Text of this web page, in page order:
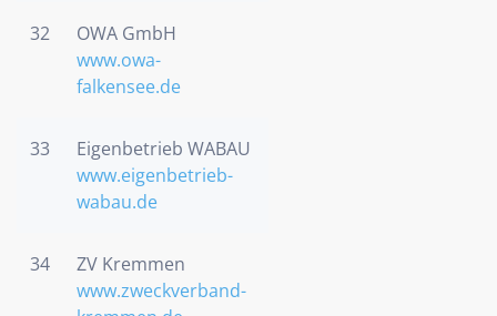
32
OWA GmbH
www.owa-
falkensee.de
33
Eigenbetrieb WABAU
www.eigenbetrieb-
wabau.de
34
ZV Kremmen
www.zweckverband-